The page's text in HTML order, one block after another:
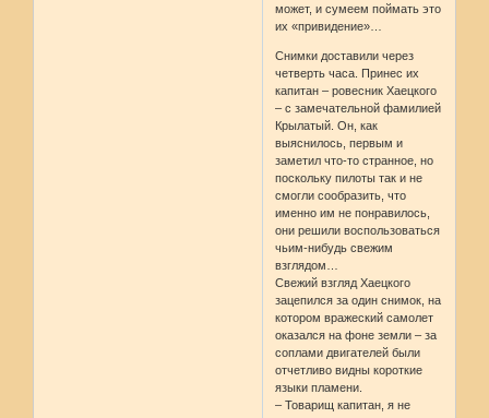
может, и сумеем поймать это
их «привидение»…
Снимки доставили через
четверть часа. Принес их
капитан – ровесник Хаецкого
– с замечательной фамилией
Крылатый. Он, как
выяснилось, первым и
заметил что-то странное, но
поскольку пилоты так и не
смогли сообразить, что
именно им не понравилось,
они решили воспользоваться
чьим-нибудь свежим
взглядом…
Свежий взгляд Хаецкого
зацепился за один снимок, на
котором вражеский самолет
оказался на фоне земли – за
соплами двигателей были
отчетливо видны короткие
языки пламени.
– Товарищ капитан, я не